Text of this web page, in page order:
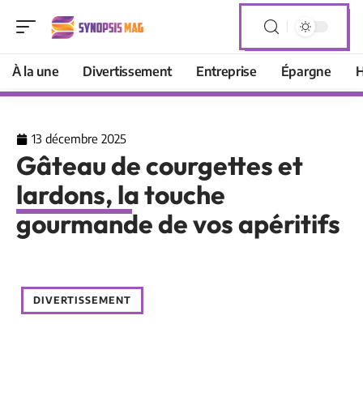
À la une Divertissement Entreprise Épargne
13 décembre 2025
Gâteau de courgettes et
lardons, la touche
gourmande de vos apéritifs
DIVERTISSEMENT